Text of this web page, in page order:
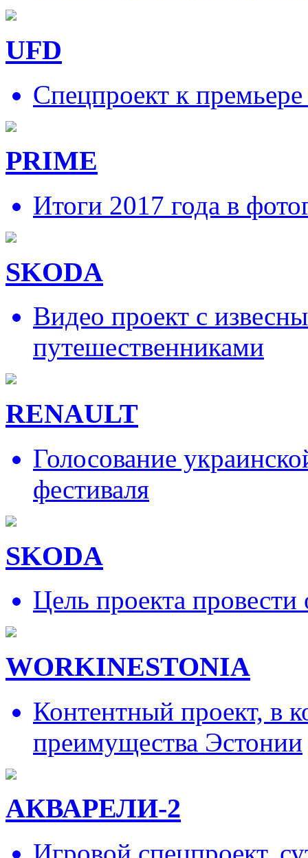
UFD
Спецпроект к
PRIME
Итоги 2017 года в
SKODA
Видео проект с
путешественниками
RENAULT
Голосование
фестиваля
SKODA
Цель проекта провести
WORKINESTONIA
Контентный проект, в
преимущества Эстонии
АКВАРЕЛИ-2